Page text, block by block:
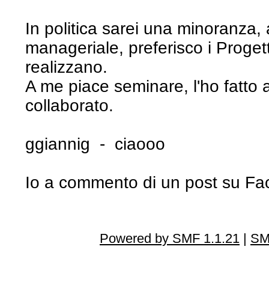
In politica sarei una
manageriale, preferisco i
realizzano.
A me piace seminare, l'ho fatto
collaborato.
ggiannig - ciaooo
Io a commento di un post su
Powered by SMF 1.1.21 |